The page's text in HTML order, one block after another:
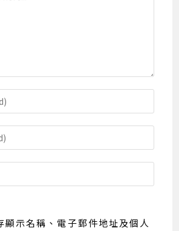
顯示名稱、電子郵件地址及個人